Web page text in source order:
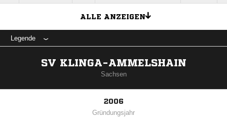
ALLE ANZEIGEN
Legende
SV KLINGA-AMMELSHAIN
Sachsen
2006
Gründungsjahr